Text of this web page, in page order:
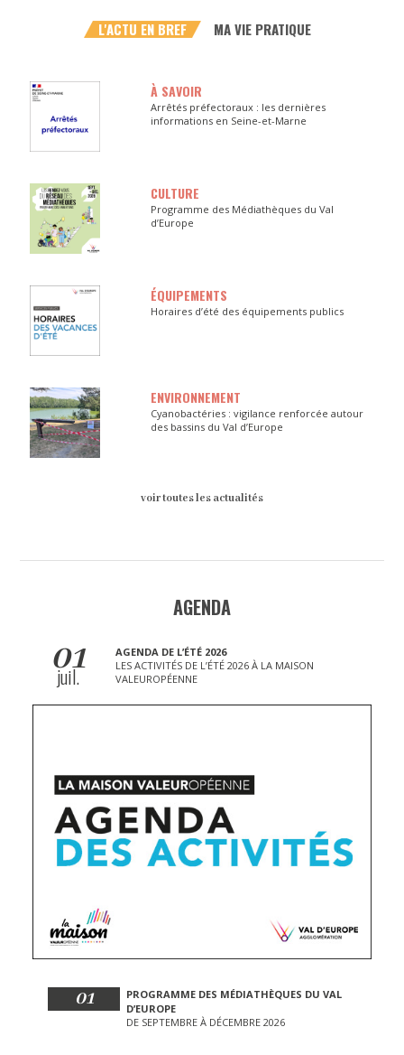
L'ACTU EN BREF MA VIE PRATIQUE
À SAVOIR
Arrêtés préfectoraux : les dernières
informations en Seine-et-Marne
CULTURE
Programme des Médiathèques du Val
d’Europe
ÉQUIPEMENTS
Horaires d’été des équipements publics
ENVIRONNEMENT
Cyanobactéries : vigilance renforcée autour
des bassins du Val d’Europe
voir toutes les actualités
AGENDA
01
juil.
AGENDA DE L’ÉTÉ 2026
LES ACTIVITÉS DE L’ÉTÉ 2026 À LA MAISON
VALEUROPÉENNE
01
PROGRAMME DES MÉDIATHÈQUES DU VAL
D’EUROPE
DE SEPTEMBRE À DÉCEMBRE 2026